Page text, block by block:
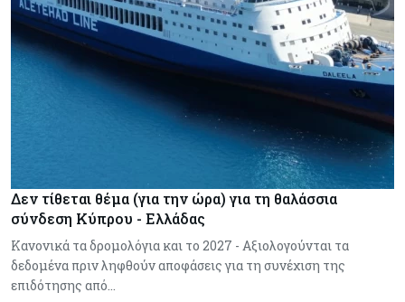
Δεν τίθεται θέμα (για την ώρα) για τη θαλάσσια
σύνδεση Κύπρου - Ελλάδας
Κανονικά τα δρομολόγια και το 2027 - Αξιολογούνται τα
δεδομένα πριν ληφθούν αποφάσεις για τη συνέχιση της
επιδότησης από…